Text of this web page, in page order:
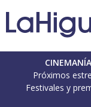
Próximos
Festivales y